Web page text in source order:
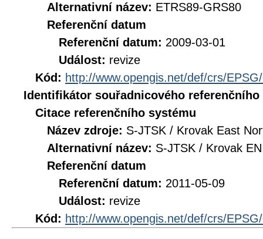
Alternativní název: ETRS89-GRS80
Referenční datum
Referenční datum: 2009-03-01
Událost: revize
Kód: http://www.opengis.net/def/crs/
Identifikátor souřadnicového referenčního
Citace referenčního systému
Název zdroje: S-JTSK / Krovak East
Alternativní název: S-JTSK / Krovak EN
Referenční datum
Referenční datum: 2011-05-09
Událost: revize
Kód: http://www.opengis.net/def/crs/